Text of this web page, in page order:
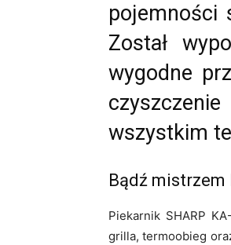
pojemności
Został
wygodne
wszystkim
Bądź mistrzem
Piekarnik SHARP
grilla, termoobieg